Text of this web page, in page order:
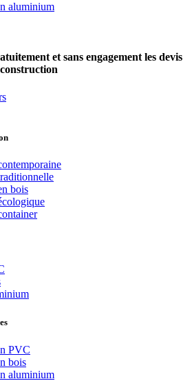
aluminium
et sans engagement les devis
bois
PVC
bois
aluminium